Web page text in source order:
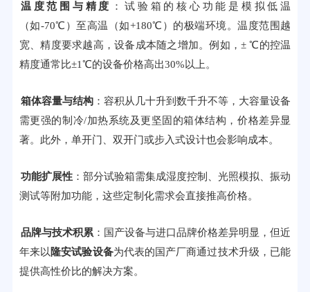
温度范围与精度
：试验箱的核心功能是模拟低温
（如-70℃）至高温（如+180℃）的极端环境。温度范围越
宽、精度要求越高，设备成本随之增加。例如，± ℃的控温
精度通常比±1℃的设备价格高出30%以上。
箱体容量与结构：容积从几十升到数千升不等，大容量设备
需更强的制冷/加热系统及更坚固的箱体结构，价格差异显
著。此外，单开门、双开门或步入式设计也会影响成本。
功能扩展性：部分试验箱需集成湿度控制、光照模拟、振动
测试等附加功能，这些定制化需求会直接推高价格。
品牌与技术积累：国产设备与进口品牌价格差异明显，但近
年来以 隆安试验设备为代表的国产厂商通过技术升级，已能
提供高性价比的解决方案。